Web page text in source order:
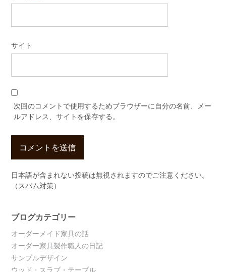
サイト
次回のコメントで使用するためブラウザーに自分の名前、メー
ルアドレス、サイトを保存する。
日本語が含まれない投稿は無視されますのでご注意ください。
（スパム対策）
ブログカテゴリー
オーダーメイド家具の話
オーダー家具製作職人の日記
サンプルデザイン
ウッド・スラブ・テーブル